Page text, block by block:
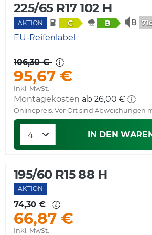
225/65 R17 102 H
AKTION C B
EU-Reifenlabel
106,30 €
95,67 €
Inkl. MwSt.
Montagekosten ab 26,00 €
Onlinepreis. Vor Ort sind Abweichungen
IN DEN
195/60 R15 88 H
AKTION
74,30 €
66,87 €
Inkl. MwSt.